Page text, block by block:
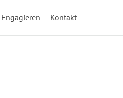
Engagieren Kontakt